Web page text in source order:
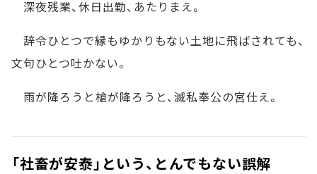
深夜残業、休日出勤、あたりまえ。
辞令ひとつで縁もゆかりもない土地に飛ばされても、
文句ひとつ吐かない。
雨が降ろうと槍が降ろうと、滅私奉公の宮仕え。
「社畜が安泰」という、とんでもない誤解